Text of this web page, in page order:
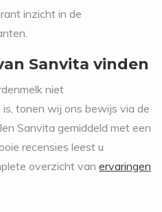
inzicht in de
Sanvita vinden
niet
tonen wij ons bewijs via de
Sanvita gemiddeld met een
recensies leest u
overzicht van ervaringen